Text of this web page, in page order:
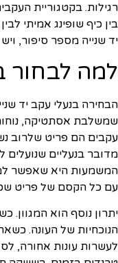
רגילות. בקטגוריית
בין כיף שופינג אמיתי
יד שנייה מספר סיפור,
למה לבחור
הבחירה בנעלי עקב יד
שמשלבת אסתטיקה,
עקבים הם פריט שלרוב
מדובר בנעליים שנועלים
המשמעות היא שאפשר
עם כל הקסם של פריט
יתרון נוסף הוא
הנוכחיות של העונה.
לעשרות עונות אחורה,